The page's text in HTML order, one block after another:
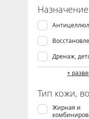
Назначение
Дренаж,
лифтинг
+
Тип кожи,
Жирная и